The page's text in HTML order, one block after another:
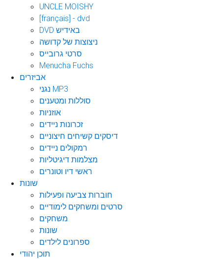
UNCLE MOISHY
[français] - dvd
DVD באידיש
ניצוצות של קדושה
סרטי גרובייס
Menucha Fuchs
אביזרים
נגני MP3
סוללות ומטענים
אוזניות
זכרונות ניידים
דיסקים קשיחים חיצוניים
רמקולים ניידים
מצלמות דיגיטליות
ראשי דיו וטונרים
שונות
חוברות צביעה ופעילות
סרטים ומשחקים לימודיים
משחקים
שונות
ספרונים לילדים
תוכן יהודי